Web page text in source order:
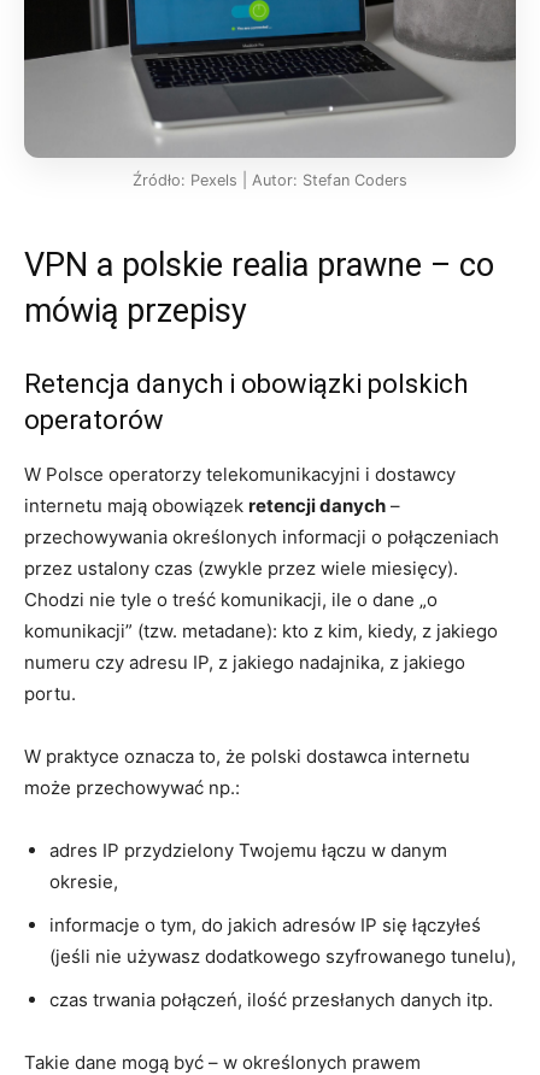
Źródło: Pexels | Autor: Stefan Coders
VPN a polskie realia prawne – co
mówią przepisy
Retencja danych i obowiązki polskich
operatorów
W Polsce operatorzy telekomunikacyjni i dostawcy
internetu mają obowiązek retencji danych –
przechowywania określonych informacji o połączeniach
przez ustalony czas (zwykle przez wiele miesięcy).
Chodzi nie tyle o treść komunikacji, ile o dane „o
komunikacji” (tzw. metadane): kto z kim, kiedy, z jakiego
numeru czy adresu IP, z jakiego nadajnika, z jakiego
portu.
W praktyce oznacza to, że polski dostawca internetu
może przechowywać np.:
adres IP przydzielony Twojemu łączu w danym
okresie,
informacje o tym, do jakich adresów IP się łączyłeś
(jeśli nie używasz dodatkowego szyfrowanego tunelu),
czas trwania połączeń, ilość przesłanych danych itp.
Takie dane mogą być – w określonych prawem